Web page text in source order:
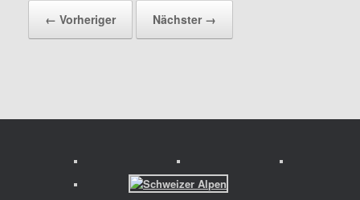
← Vorheriger
Nächster →